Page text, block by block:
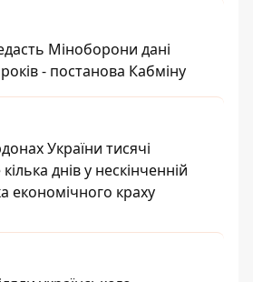
Міноборони дані
- постанова Кабміну
України тисячі
днів у нескінченній
економічного краху